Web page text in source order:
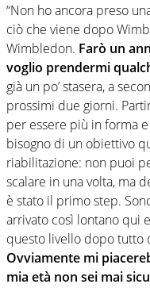
“Non ho ancora preso
ciò che viene dopo
Wimbledon. Farò un
voglio prendermi
già un po’ stasera, a
prossimi due giorni.
per essere più in forma
bisogno di un obiettivo
riabilitazione: non puoi
scalare in una volta, ma
è stato il primo step.
arrivato così lontano qui
questo livello dopo tutto
Ovviamente mi
mia età non sei mai